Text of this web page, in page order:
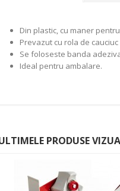
Din plastic, cu maner
Prevazut cu rola de
Se foloseste banda
Ideal pentru ambalare.
PRODUSE